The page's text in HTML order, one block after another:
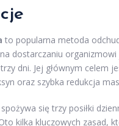
to popularna metoda
dostarczaniu organizmowi
dni. Jej głównym celem
oraz szybka redukcja
się trzy posiłki
kilka kluczowych zasad,